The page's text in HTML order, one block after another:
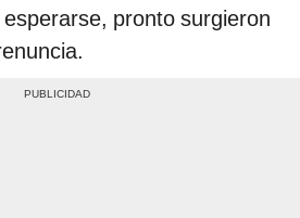
pronto surgieron